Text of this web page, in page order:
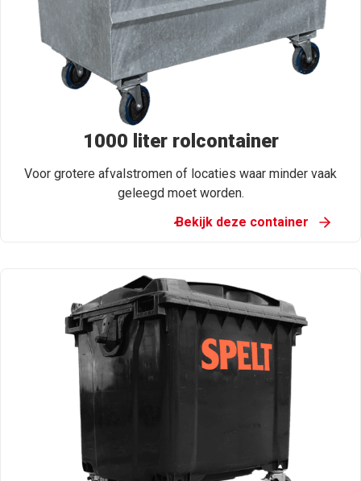
1000 liter rolcontainer
Voor grotere afvalstromen of locaties waar minder vaak
geleegd moet worden.
Bekijk deze container